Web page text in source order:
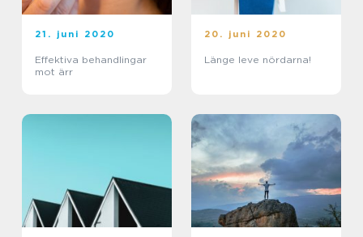
21. juni 2020
Effektiva behandlingar
mot ärr
20. juni 2020
Länge leve nördarna!